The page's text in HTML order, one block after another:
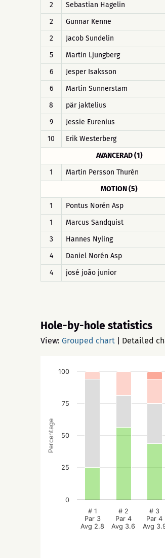
2
Sebastian Hagelin
2
Gunnar Kenne
2
Jacob Sundelin
5
Martin Ljungberg
6
Jesper Isaksson
6
Martin Sunnerstam
8
pär jaktelius
9
Jessie Eurenius
10
Erik Westerberg
AVANCERAD (1)
1
Martin Persson Thurén
MOTION (5)
1
Pontus Norén Asp
1
Marcus Sandquist
3
Hannes Nyling
4
Daniel Norén Asp
4
josé joão junior
Hole-by-hole statistics
View: Grouped chart Detailed
Percentage
# 1
Par 3
Avg 2.8
# 2
Par 4
Avg 3.6
# 3
Par 4
Avg
0
25
50
75
100